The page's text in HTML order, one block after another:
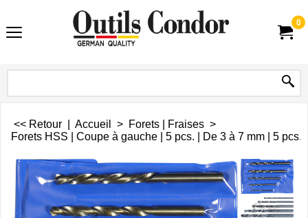
0
<< Retour Accueil > Forets | Fraises >
Forets HSS | Coupe à gauche | 5 pcs. | De 3 à 7 mm | 5 pcs.